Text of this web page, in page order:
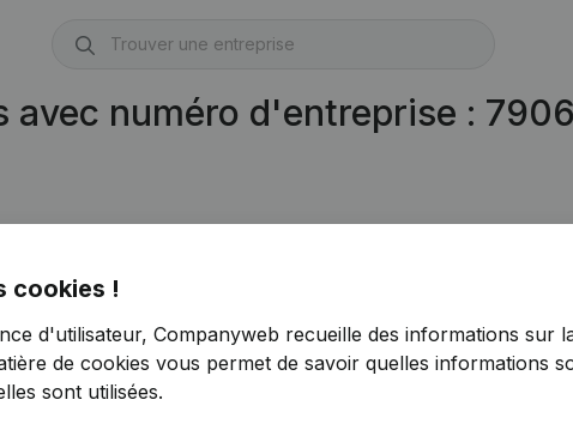
avec numéro d'entreprise :
cookies !
d'utilisateur, Companyweb recueille des informations sur
de cookies vous permet de savoir quelles informations
sont utilisées.